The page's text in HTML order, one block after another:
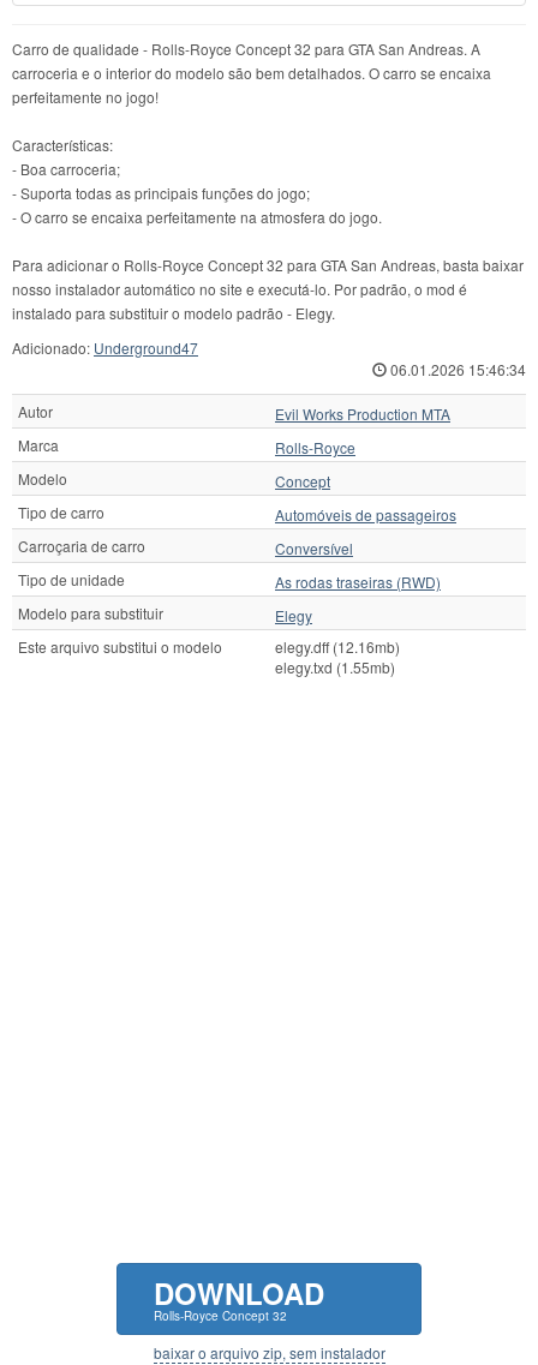
Carro de qualidade - Rolls-Royce Concept 32 para GTA San Andreas. A
carroceria e o interior do modelo são bem detalhados. O carro se encaixa
perfeitamente no jogo!
Características:
- Boa carroceria;
- Suporta todas as principais funções do jogo;
- O carro se encaixa perfeitamente na atmosfera do jogo.
Para adicionar o Rolls-Royce Concept 32 para GTA San Andreas, basta baixar
nosso instalador automático no site e executá-lo. Por padrão, o mod é
instalado para substituir o modelo padrão - Elegy.
Adicionado: Underground47
06.01.2026 15:46:34
Autor
Evil Works Production MTA
Marca
Rolls-Royce
Modelo
Concept
Tipo de carro
Automóveis de passageiros
Carroçaria de carro
Conversível
Tipo de unidade
As rodas traseiras (RWD)
Modelo para substituir
Elegy
Este arquivo substitui o modelo
elegy.dff (12.16mb)
elegy.txd (1.55mb)
DOWNLOAD
Rolls-Royce Concept 32
baixar o arquivo zip, sem instalador